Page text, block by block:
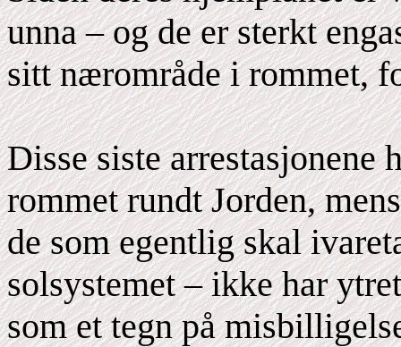
unna – og de er sterkt
sitt nærområde i rommet,
Disse siste arrestasjonene
rommet rundt Jorden,
de som egentlig skal
solsystemet – ikke har
som et tegn på